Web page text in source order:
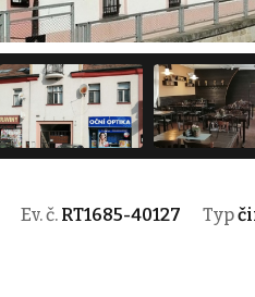
Ev. č. RT1685-40127 Typ